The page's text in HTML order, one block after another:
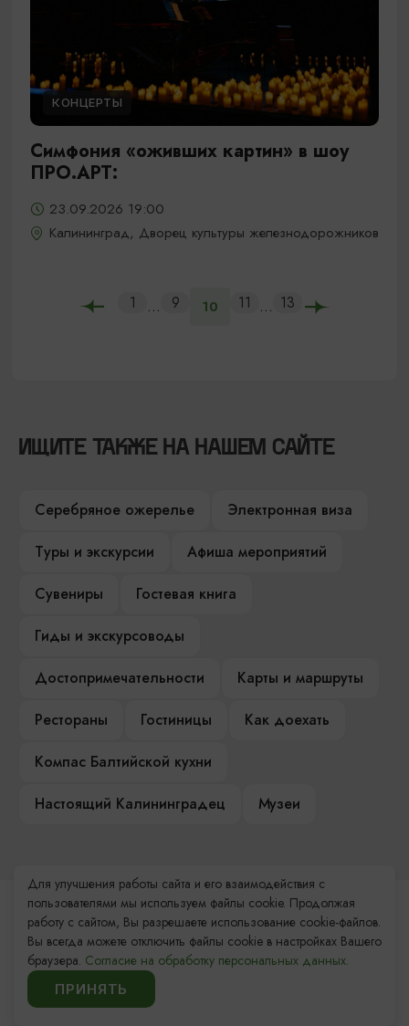
КОНЦЕРТЫ
Симфония «оживших картин» в шоу
ПРО.АРТ:
23.09.2026 19:00
Калининград, Дворец культуры железнодорожников
1 ... 9 10 11 ... 13
ИЩИТЕ ТАКЖЕ НА НАШЕМ САЙТЕ
Серебряное ожерелье
Электронная виза
Туры и экскурсии
Афиша мероприятий
Сувениры
Гостевая книга
Гиды и экскурсоводы
Достопримечательности
Карты и маршруты
Рестораны
Гостиницы
Как доехать
Компас Балтийской кухни
Настоящий Калининградец
Музеи
Контакты Туристского
информационного центра
+7 (4012) 555-200
Для улучшения работы сайта и его взаимодействия с
пользователями мы используем файлы cookie. Продолжая
работу с сайтом, Вы разрешаете использование cookie-файлов.
Вы всегда можете отключить файлы cookie в настройках Вашего
браузера. Согласие на обработку персональных данных.
ПРИНЯТЬ